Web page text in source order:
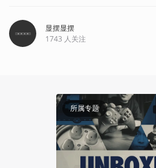
显摆显摆
1743 人关注
所属专题